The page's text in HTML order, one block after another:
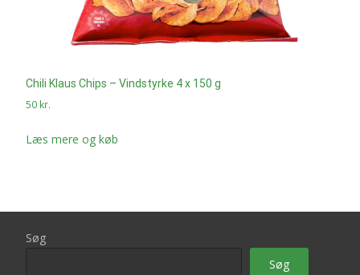
Chili Klaus Chips – Vindstyrke 4 x 150 g
50 kr.
Læs mere og køb
Søg
Søg